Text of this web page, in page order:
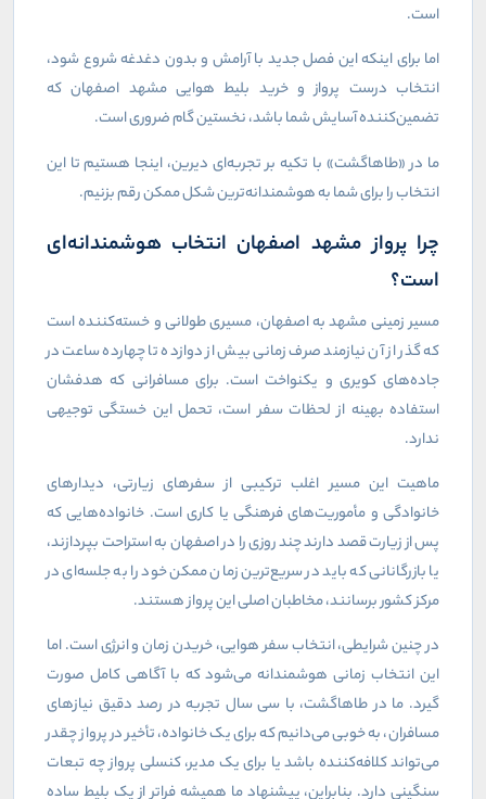
است.
اما برای اینکه این فصل جدید با آرامش و بدون دغدغه شروع شود،
انتخاب درست پرواز و خرید بلیط هوایی مشهد اصفهان که
تضمین‌کننده آسایش شما باشد، نخستین گام ضروری است.
ما در «طاهاگشت» با تکیه بر تجربه‌ای دیرین، اینجا هستیم تا این
انتخاب را برای شما به هوشمندانه‌ترین شکل ممکن رقم بزنیم.
چرا پرواز مشهد اصفهان انتخاب هوشمندانه‌ای
است؟
مسیر زمینی مشهد به اصفهان، مسیری طولانی و خسته‌کننده است
که گذر از آن نیازمند صرف زمانی بیش از دوازده تا چهارده ساعت در
جاده‌های کویری و یکنواخت است. برای مسافرانی که هدفشان
استفاده بهینه از لحظات سفر است، تحمل این خستگی توجیهی
ندارد.
ماهیت این مسیر اغلب ترکیبی از سفرهای زیارتی، دیدارهای
خانوادگی و مأموریت‌های فرهنگی یا کاری است. خانواده‌هایی که
پس از زیارت قصد دارند چند روزی را در اصفهان به استراحت بپردازند،
یا بازرگانانی که باید در سریع‌ترین زمان ممکن خود را به جلسه‌ای در
مرکز کشور برسانند، مخاطبان اصلی این پرواز هستند.
در چنین شرایطی، انتخاب سفر هوایی، خریدن زمان و انرژی است. اما
این انتخاب زمانی هوشمندانه می‌شود که با آگاهی کامل صورت
گیرد. ما در طاهاگشت، با سی سال تجربه در رصد دقیق نیازهای
مسافران، به خوبی می‌دانیم که برای یک خانواده، تأخیر در پرواز چقدر
می‌تواند کلافه‌کننده باشد یا برای یک مدیر، کنسلی پرواز چه تبعات
سنگینی دارد. بنابراین، پیشنهاد ما همیشه فراتر از یک بلیط ساده